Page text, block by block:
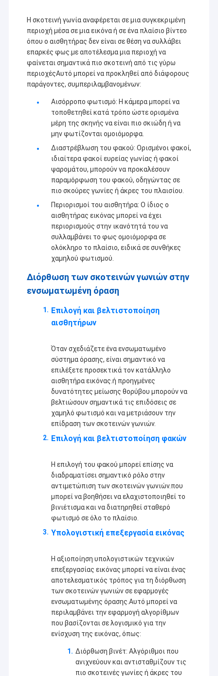
Αρχική Σελίδα
Η σκοτεινή γωνία αναφέρεται σε μια συγκεκριμένη
περιοχή μέσα σε μια εικόνα ή σε ένα πλαίσιο βίντεο
όπου ο αισθητήρας δεν είναι σε θέση να συλλάβει
επαρκές φως.με αποτέλεσμα μια περιοχή να
φαίνεται σημαντικά πιο σκοτεινή από τις γύρω
περιοχέςΑυτό μπορεί να προκληθεί από διάφορους
παράγοντες, συμπεριλαμβανομένων:
Αισόρροπο φωτισμό: Η κάμερα μπορεί να
τοποθετηθεί κατά τρόπο ώστε ορισμένα
μέρη της σκηνής να είναι πιο σκιώδη ή να
μην φωτίζονται ομοιόμορφα.
Διαστρέβλωση του φακού: Ορισμένοι φακοί,
ιδιαίτερα φακοί ευρείας γωνίας ή φακοί
ψαρομάτου, μπορούν να προκαλέσουν
παραμόρφωση του φακού, οδηγώντας σε
πιο σκούρες γωνίες ή άκρες του πλαισίου.
Περιορισμοί του αισθητήρα: Ο ίδιος ο
αισθητήρας εικόνας μπορεί να έχει
περιορισμούς στην ικανότητά του να
συλλαμβάνει το φως ομοιόμορφα σε
ολόκληρο το πλαίσιο, ειδικά σε συνθήκες
χαμηλού φωτισμού.
Διόρθωση των σκοτεινών γωνιών στην
ενσωματωμένη όραση
Επιλογή και βελτιστοποίηση
αισθητήρων
Όταν σχεδιάζετε ένα ενσωματωμένο
σύστημα όρασης, είναι σημαντικό να
επιλέξετε προσεκτικά τον κατάλληλο
αισθητήρα εικόνας.ή προηγμένες
δυνατότητες μείωσης θορύβου μπορούν να
βελτιώσουν σημαντικά τις επιδόσεις σε
χαμηλό φωτισμό και να μετριάσουν την
επίδραση των σκοτεινών γωνιών.
Επιλογή και βελτιστοποίηση φακών
Η επιλογή του φακού μπορεί επίσης να
διαδραματίσει σημαντικό ρόλο στην
αντιμετώπιση των σκοτεινών γωνιών.που
μπορεί να βοηθήσει να ελαχιστοποιηθεί το
βινιέτισμα και να διατηρηθεί σταθερό
φωτισμό σε όλο το πλαίσιο.
Υπολογιστική επεξεργασία εικόνας
Η αξιοποίηση υπολογιστικών τεχνικών
επεξεργασίας εικόνας μπορεί να είναι ένας
αποτελεσματικός τρόπος για τη διόρθωση
των σκοτεινών γωνιών σε εφαρμογές
ενσωματωμένης όρασης.Αυτό μπορεί να
περιλαμβάνει την εφαρμογή αλγορίθμων
που βασίζονται σε λογισμικό για την
ενίσχυση της εικόνας, όπως:
Διόρθωση βινέτ: Αλγόριθμοι που
ανιχνεύουν και αντισταθμίζουν τις
πιο σκοτεινές γωνίες ή άκρες του
Η Co. τεχνολογίας Sinoseen Shenzhen, ΕΠΕ καθιερώθηκε το
παροχή των πελατών τις διάφορες προσαρμοσμένες OEM/ODM
λύσεις επεξεργασίας εικόνας CMOS από το σχέδιο και η
ανάπτυξη, που κατασκευάζει, στις μεταπωλήσεις μιας στάσης